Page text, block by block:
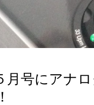
月号にアナ